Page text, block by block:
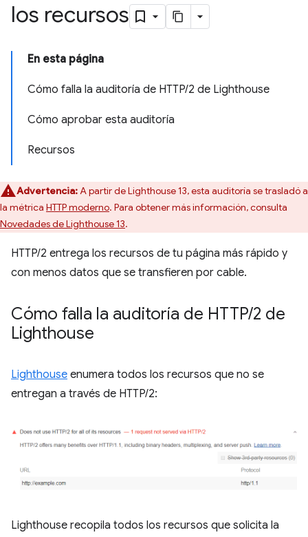
los recursos
En esta página
Cómo falla la auditoría de HTTP/2 de Lighthouse
Cómo aprobar esta auditoría
Recursos
Advertencia:A partir de Lighthouse 13, esta auditoría se trasladó a
la métrica HTTP moderno. Para obtener más información, consulta
Novedades de Lighthouse 13.
HTTP/2 entrega los recursos de tu página más rápido y
con menos datos que se transfieren por cable.
Cómo falla la auditoría de HTTP/2 de
Lighthouse
Lighthouse enumera todos los recursos que no se
entregan a través de HTTP/2:
Lighthouse recopila todos los recursos que solicita la